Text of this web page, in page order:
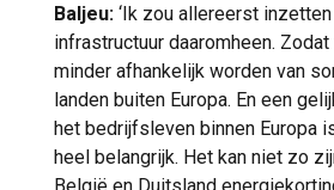
Baljeu: ‘Ik zou allereerst
infrastructuur daaromheen.
minder afhankelijk worden van
landen buiten Europa. En een
het bedrijfsleven binnen Europa
heel belangrijk. Het kan niet zo